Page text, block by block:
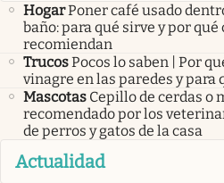
HogarPoner café usado
baño: para qué sirve y por
recomiendan
TrucosPocos lo saben | Por
vinagre en las paredes y para
Mascotas Cepillo de cerdas o
recomendado por los
de perros y gatos de la casa
Actualidad